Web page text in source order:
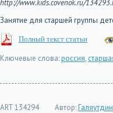
http://www.kids.covenok.ru/
Занятие для старшей группы
Полный текст статьи
Ключевые слова:россия,
ART 134294 Автор: